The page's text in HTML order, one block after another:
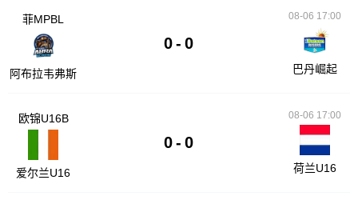
菲MPBL
阿布拉韦弗斯
0 - 0
08-06 17:00
巴丹崛起
欧锦U16B
爱尔兰U16
0 - 0
08-06 17:00
荷兰U16